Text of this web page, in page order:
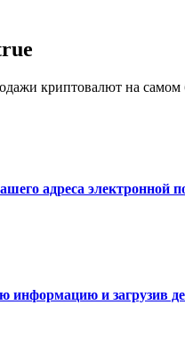
криптовалют на самом
адреса электронной
и загрузив